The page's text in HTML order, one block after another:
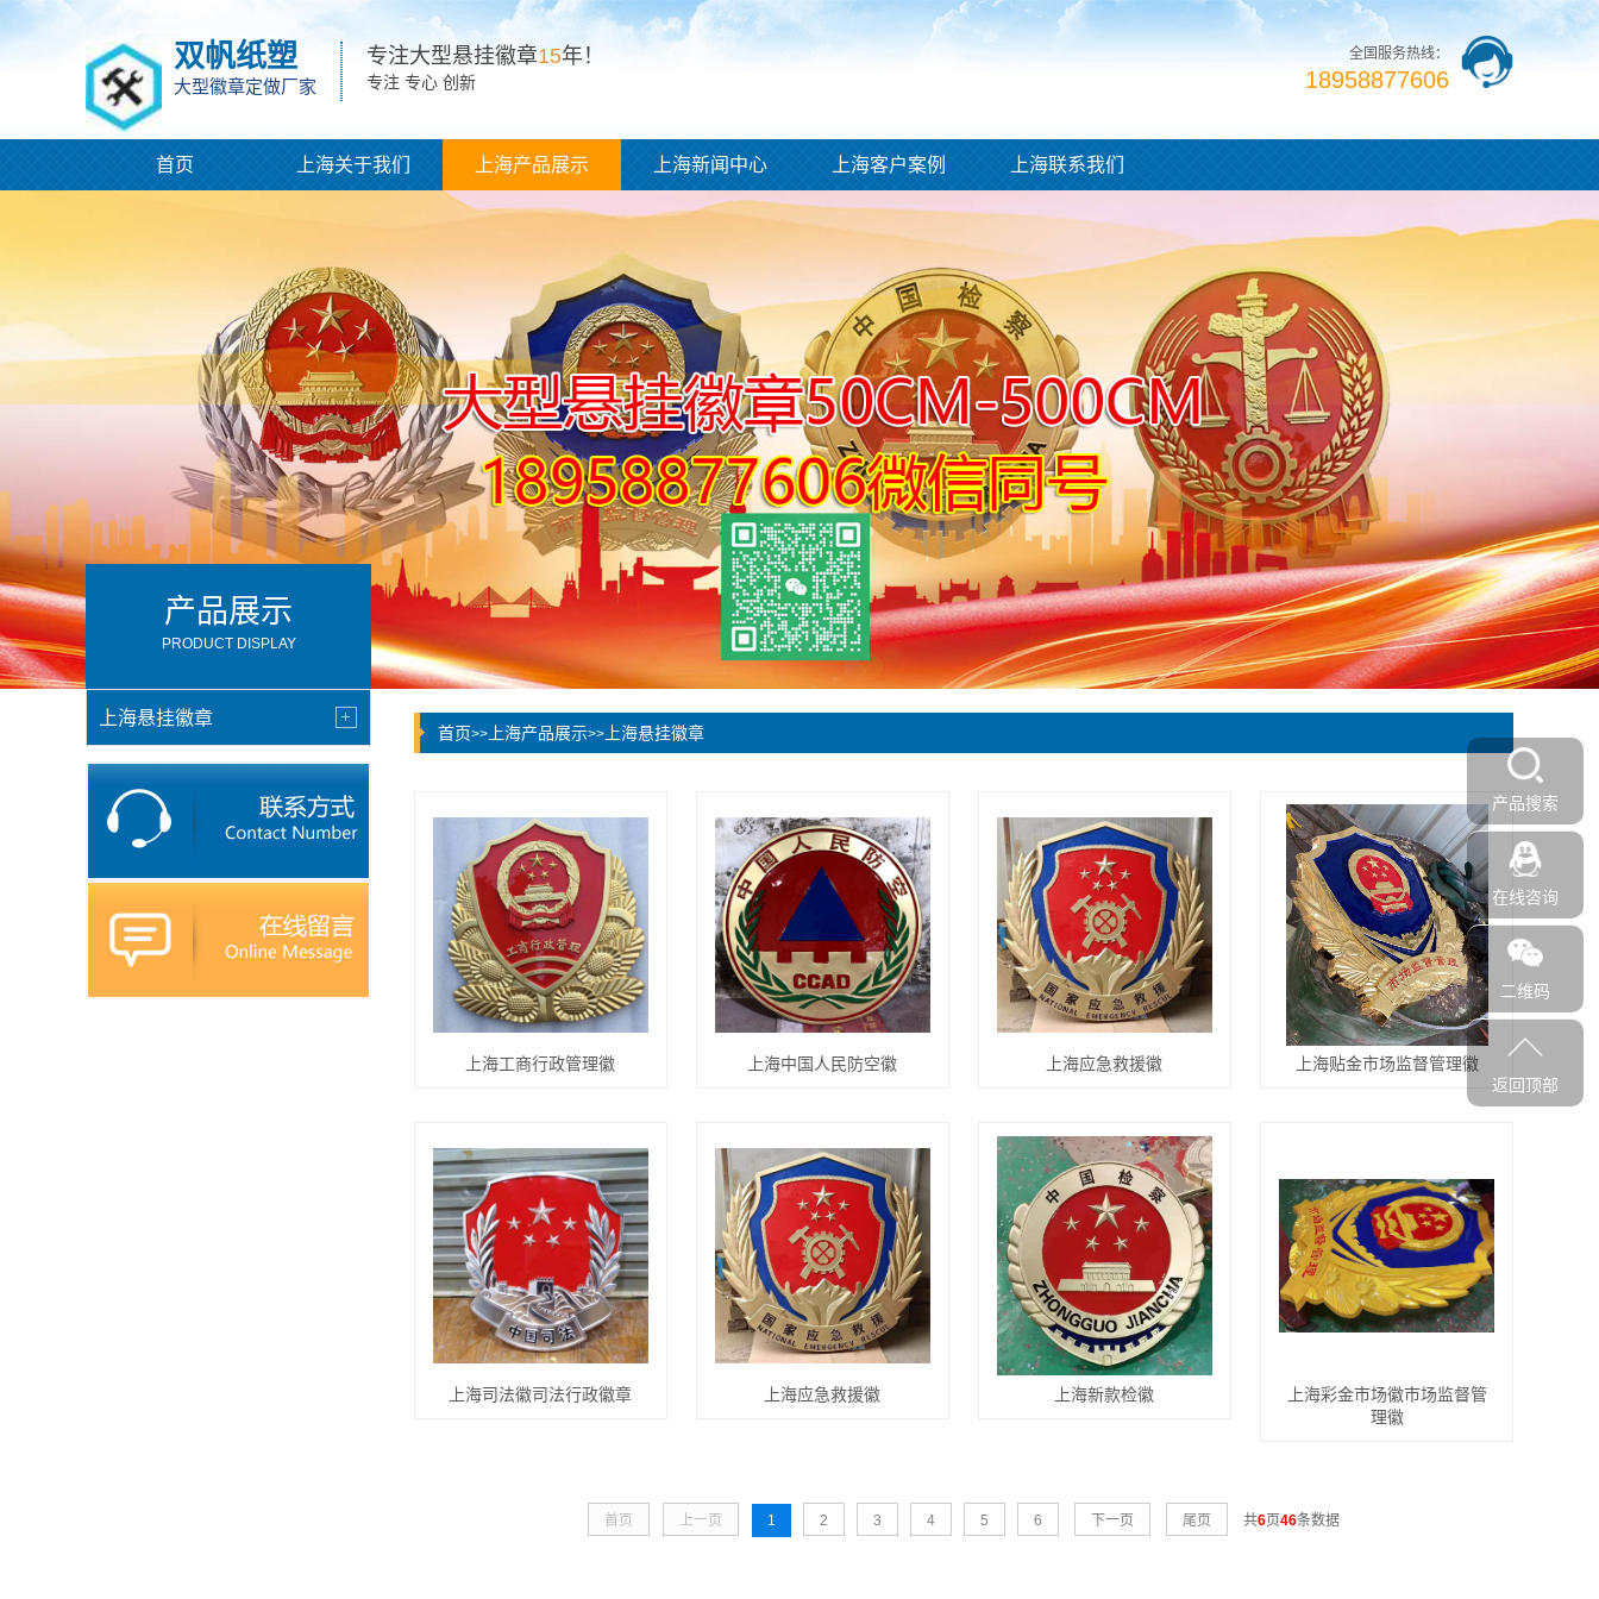
双帆纸塑
大型徽章定做厂家
专注大型悬挂徽章15年！
专注 专心 创新
全国服务热线：
18958877606
首页 上海关于我们 上海产品展示 上海新闻中心 上海客户案例 上海联系我们
产品展示
PRODUCT DISPLAY
上海悬挂徽章
首页>> 上海产品展示>> 上海悬挂徽章
上海工商行政管理徽​ 上海中国人民防空徽 上海应急救援徽 上海贴金市场监督管理徽
上海司法徽司法行政徽章 上海应急救援徽 上海新款检徽
上海彩金市场徽市场监督管
理徽
首页 上一页 1 2 3 4 5 6 下一页 尾页 共6页46条数据
产品搜索
在线咨询
二维码
返回顶部